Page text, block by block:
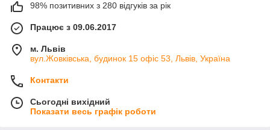
98% позитивних з 280 відгуків за рік
Працює з 09.06.2017
м. Львів
вул.Жовківська, будинок 15 офіс 53, Львів, Україна
Контакти
Сьогодні вихідний
Показати весь графік роботи